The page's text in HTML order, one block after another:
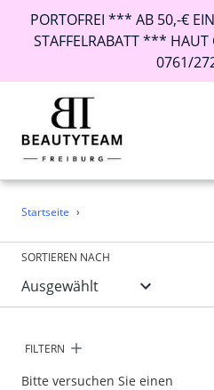
Direkt
Inhalt
PORTOFREI *** AB 50,-€
STAFFELRABATT ***
0761/
Startseite ›
SORTIEREN NACH
FILTERN
Bitte versuchen Sie einen